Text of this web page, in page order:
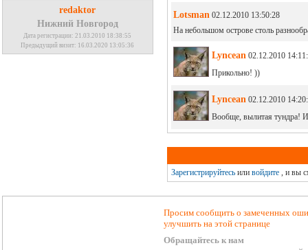
redaktor
Нижний Новгород
Дата регистрации: 21.03.2010 18:38:55
Предыдущий визит: 16.03.2020 13:05:36
Lotsman02.12.2010 13:50:28
На небольшом острове столь
Lyncean02.12.2010
Прикольно! ))
Lyncean02.12.2010
Вообще, вылитая тундра!
Зарегистрируйтесьили войдите, и вы
Просим сообщить о замеченных
улучшить на этой странице
Обращайтесь к нам